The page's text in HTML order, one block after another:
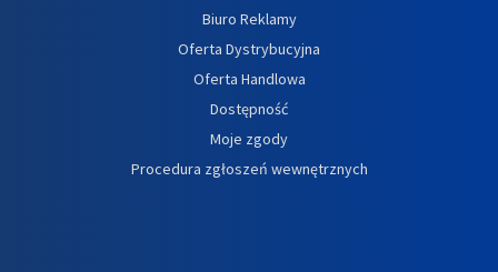
Biuro Reklamy
Oferta Dystrybucyjna
Oferta Handlowa
Dostępność
Moje zgody
Procedura zgłoszeń wewnętrznych